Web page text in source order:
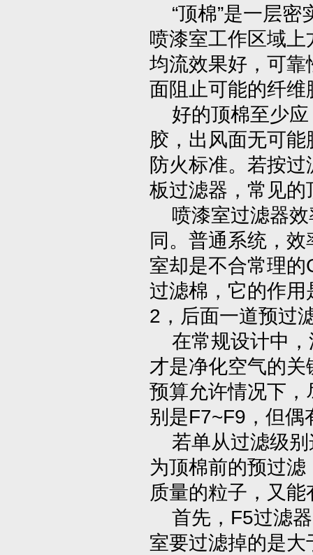
“顶棉”是一层密
喷漆室工作区域
均流效果好，可
面阻止可能的纤
好的顶棉至少应
胶，出风面无可
防火标准。若按
板过滤器，常见
喷漆室过滤器效
同。普通系统，
室却是不合常理
过滤棉，它的作
2，后面一道预过
在常规设计中，
才是净化空气的
预算允许情况下
别是F7~F9，但偶
若单从过滤级别
为顶棉前的预过
质量的粒子，又
首先，F5过滤器
室要过滤掉的是